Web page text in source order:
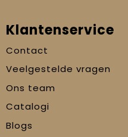
Klantenservice
Contact
Veelgestelde vragen
Ons team
Catalogi
Blogs